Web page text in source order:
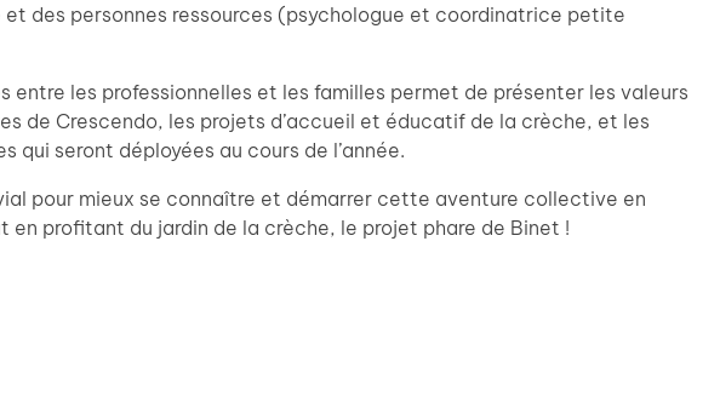
et des personnes ressources (psychologue et coordinatrice petite
entre les professionnelles et les familles permet de présenter les valeurs
de Crescendo, les projets d’accueil et éducatif de la crèche, et les
qui seront déployées au cours de l’année.
pour mieux se connaître et démarrer cette aventure collective en
profitant du jardin de la crèche, le projet phare de Binet !